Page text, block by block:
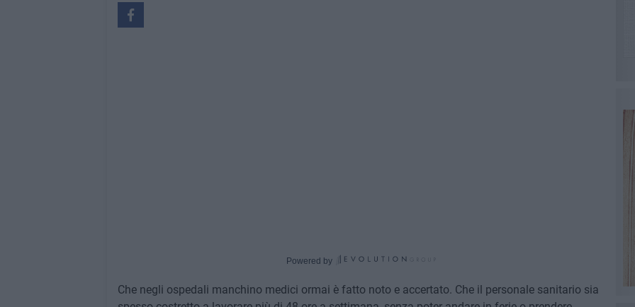
Powered by
Che negli ospedali manchino medici ormai è fatto noto e accertato. Che il personale sanitario sia